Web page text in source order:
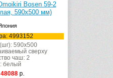
Bosen 59-2
590х500 мм)
4993152
590x500
сверху
чаш: 2
белый
48088 р.